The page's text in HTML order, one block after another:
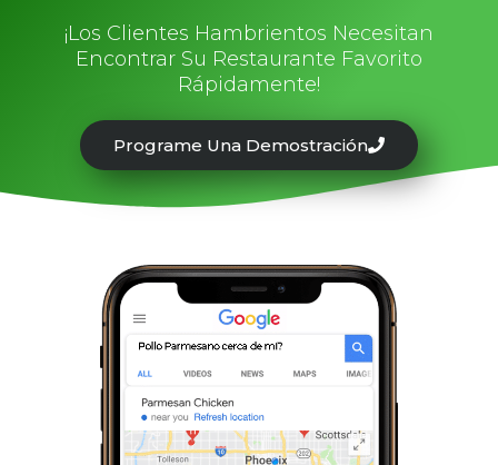
¡Los Clientes Hambrientos Necesitan
Encontrar Su Restaurante Favorito
Rápidamente!
Programe Una Demostración